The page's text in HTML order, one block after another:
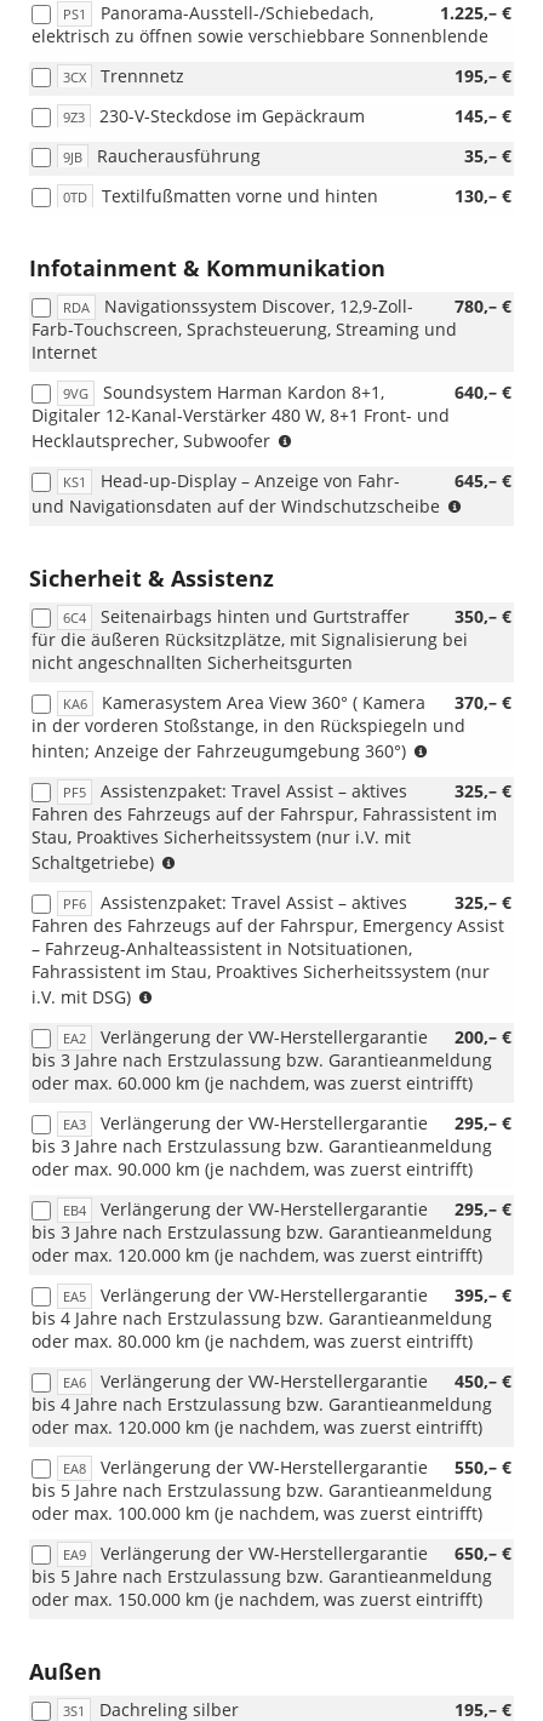
PS1 1.225,– €
Panorama-Ausstell-/Schiebedach,
elektrisch zu öffnen sowie verschiebbare Sonnenblende
3CX 195,– €
Trennnetz
9Z3 145,– €
230-V-Steckdose im Gepäckraum
9JB 35,– €
Raucherausführung
0TD 130,– €
Textilfußmatten vorne und hinten
Infotainment & Kommunikation
RDA 780,– €
Navigationssystem Discover, 12,9-Zoll-
Farb-Touchscreen, Sprachsteuerung, Streaming und
Internet
9VG 640,– €
Soundsystem Harman Kardon 8+1,
Digitaler 12-Kanal-Verstärker 480 W, 8+1 Front- und
Hecklautsprecher, Subwoofer
mit
RBB
KS1 645,– €
Head-up-Display – Anzeige von Fahr-
und Navigationsdaten auf der Windschutzscheibe
RDA)
Sicherheit & Assistenz
6C4 350,– €
Seitenairbags hinten und Gurtstraffer
für die äußeren Rücksitzplätze, mit Signalisierung bei
nicht angeschnallten Sicherheitsgurten
KA6 370,– €
Kamerasystem Area View 360° ( Kamera
in der vorderen Stoßstange, in den Rückspiegeln und
hinten; Anzeige der Fahrzeugumgebung 360°)
mit
RBB
PF5 325,– €
Assistenzpaket: Travel Assist – aktives
Fahren des Fahrzeugs auf der Fahrspur, Fahrassistent im
Stau, Proaktives Sicherheitssystem (nur i.V. mit
Schaltgetriebe)
Schaltgetriebe)
PF6 325,– €
Assistenzpaket: Travel Assist – aktives
Fahren des Fahrzeugs auf der Fahrspur, Emergency Assist
– Fahrzeug-Anhalteassistent in Notsituationen,
Fahrassistent im Stau, Proaktives Sicherheitssystem (nur
i.V. mit DSG)
DSG)
EA2 200,– €
Verlängerung der VW-Herstellergarantie
bis 3 Jahre nach Erstzulassung bzw. Garantieanmeldung
oder max. 60.000 km (je nachdem, was zuerst eintrifft)
EA3 295,– €
Verlängerung der VW-Herstellergarantie
bis 3 Jahre nach Erstzulassung bzw. Garantieanmeldung
oder max. 90.000 km (je nachdem, was zuerst eintrifft)
EB4 295,– €
Verlängerung der VW-Herstellergarantie
bis 3 Jahre nach Erstzulassung bzw. Garantieanmeldung
oder max. 120.000 km (je nachdem, was zuerst eintrifft)
EA5 395,– €
Verlängerung der VW-Herstellergarantie
bis 4 Jahre nach Erstzulassung bzw. Garantieanmeldung
oder max. 80.000 km (je nachdem, was zuerst eintrifft)
EA6 450,– €
Verlängerung der VW-Herstellergarantie
bis 4 Jahre nach Erstzulassung bzw. Garantieanmeldung
oder max. 120.000 km (je nachdem, was zuerst eintrifft)
EA8 550,– €
Verlängerung der VW-Herstellergarantie
bis 5 Jahre nach Erstzulassung bzw. Garantieanmeldung
oder max. 100.000 km (je nachdem, was zuerst eintrifft)
EA9 650,– €
Verlängerung der VW-Herstellergarantie
bis 5 Jahre nach Erstzulassung bzw. Garantieanmeldung
oder max. 150.000 km (je nachdem, was zuerst eintrifft)
Außen
3S1 195,– €
Dachreling silber